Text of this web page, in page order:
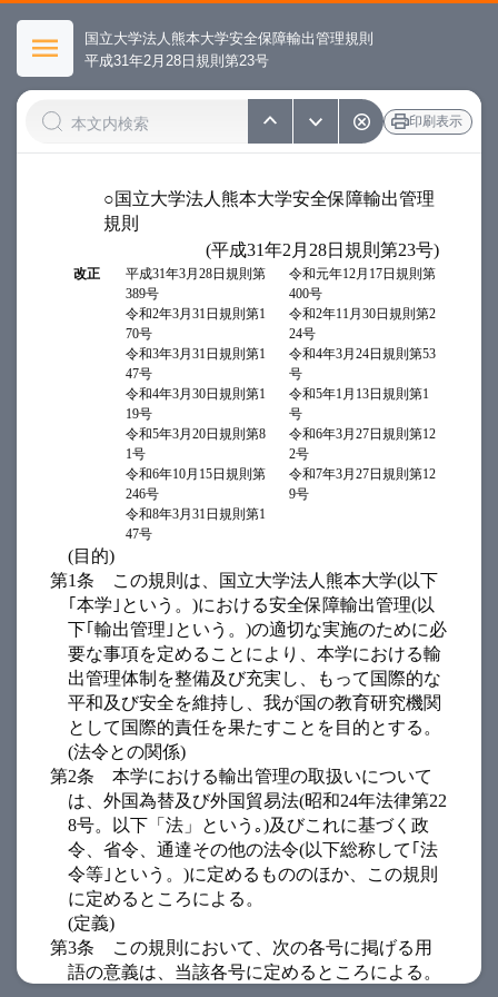
国立大学法人熊本大学安全保障輸出管理規則
平成31年2月28日規則第23号
印刷表示
○国立大学法人熊本大学安全保障輸出管理
規則
(平成31年2月28日規則第23号)
改正
平成31年3月28日規則第
389号
令和元年12月17日規則第
400号
令和2年3月31日規則第1
70号
令和2年11月30日規則第2
24号
令和3年3月31日規則第1
47号
令和4年3月24日規則第53
号
令和4年3月30日規則第1
19号
令和5年1月13日規則第1
号
令和5年3月20日規則第8
1号
令和6年3月27日規則第12
2号
令和6年10月15日規則第
246号
令和7年3月27日規則第12
9号
令和8年3月31日規則第1
47号
(目的)
第1条
この規則は、国立大学法人熊本大学(以下
｢本学｣という。)における安全保障輸出管理(以
下｢輸出管理｣という。)の適切な実施のために必
要な事項を定めることにより、本学における輸
出管理体制を整備及び充実し、もって国際的な
平和及び安全を維持し、我が国の教育研究機関
として国際的責任を果たすことを目的とする。
(法令との関係)
第2条 本学における輸出管理の取扱いについて
は、外国為替及び外国貿易法(昭和24年法律第22
8号。以下「法」という｡)及びこれに基づく政
令、省令、通達その他の法令(以下総称して｢法
令等｣という。)に定めるもののほか、この規則
に定めるところによる。
(定義)
第3条
この規則において、次の各号に掲げる用
語の意義は、当該各号に定めるところによる。